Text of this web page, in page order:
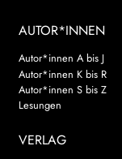
AUTOR*INNEN
Autor*innen A bis J
Autor*innen K bis R
Autor*innen S bis Z
Lesungen
VERLAG